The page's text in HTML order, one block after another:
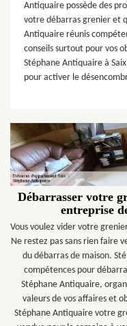
Antiquaire possède des
votre débarras grenier et
Antiquaire réunis
conseils surtout pour vos
Stéphane Antiquaire à
pour activer le
Débarrasser votre
entreprise
Vous voulez vider votre
Ne restez pas sans rien faire
du débarras de maison.
compétences pour
Stéphane Antiquaire,
valeurs de vos affaires et
Stéphane Antiquaire votre